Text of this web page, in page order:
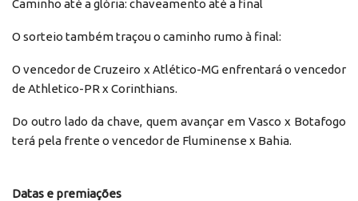
Caminho até a glória: chaveamento até a final
O sorteio também traçou o caminho rumo à final:
O vencedor de Cruzeiro x Atlético-MG enfrentará o vencedor
de Athletico-PR x Corinthians.
Do outro lado da chave, quem avançar em Vasco x Botafogo
terá pela frente o vencedor de Fluminense x Bahia.
Datas e premiações